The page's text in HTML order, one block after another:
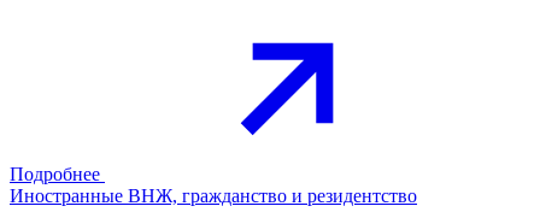
Подробнее
Иностранные ВНЖ, гражданство и резидентство